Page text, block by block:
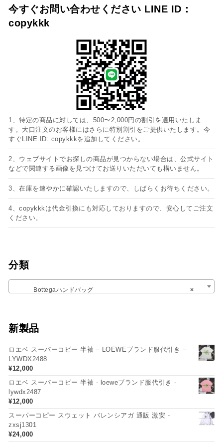
今すぐお問い合わせください LINE ID：
copykkk
1、特定の商品に対しては、500〜2,000円の割引を適用いたしま
す。大口注文のお客様にはさらに特別割引をご提供いたします。今
すぐLINE ID: copykkkを追加してください。
2、ウェブサイトでお探しの商品が見つからない場合は、公式サイト
などで関連する画像を見つけてお送りいただいても構いません。
3、在庫を速やかに確認いたしますので、しばらくお待ちください。
4、copykkkは代金引換にも対応しておりますので、安心してご注文
ください。
分類
×
Bottegaハンドバッグ
新製品
ロエベ スーパーコピー 半袖 – LOEWEブランド服代引き –
LYWDX2488
¥12,000
ロエベ スーパーコピー 半袖 - loeweブランド服代引き -
lywdx2487
¥12,000
スーパーコピー スウェット バレンシアガ 通販 激安 -
zxsj1301
¥24,000